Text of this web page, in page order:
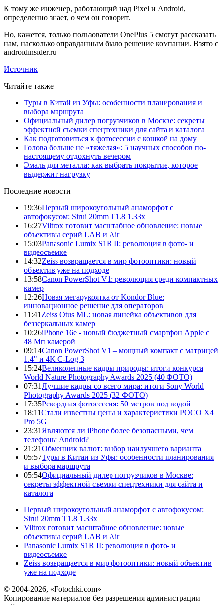
К тому же инженер, работающий над Pixel и Android,
определенно знает, о чем он говорит.
Но, кажется, только пользователи OnePlus 5 смогут рассказать
нам, насколько оправданным было решение компании. Взято с
androidinsider.ru
Источник
Читайте также
Туры в Китай из Уфы: особенности планирования и
выбора маршрута
Официальный дилер погрузчиков в Москве: секреты
эффектной съемки спецтехники для сайта и каталога
Как подготовиться к фотосессии с кошкой на дому
Голова больше не «тяжелая»: 5 научных способов по-
настоящему отдохнуть вечером
Эмаль для металла: как выбрать покрытие, которое
выдержит нагрузку
Последние новости
19:36Первый широкоугольный анаморфот с
автофокусом: Sirui 20mm T1.8 1.33x
16:27Viltrox готовит масштабное обновление: новые
объективы серий LAB и Air
15:03Panasonic Lumix S1R II: революция в фото- и
видеосъемке
14:32Zeiss возвращается в мир фотооптики: новый
объектив уже на подходе
13:58Canon PowerShot V1: революция среди компактных
камер
12:26Новая мегарукоятка от Kondor Blue:
инновационное решение для операторов
11:41 Zeiss Otus ML: новая линейка объективов для
беззеркальных камер
10:26iPhone 16e - новый бюджетный смартфон Apple с
48 Мп камерой
09:14Canon PowerShot V1 – мощный компакт с матрицей
1.4" и 4K C-Log 3
15:24Великолепные кадры природы: итоги конкурса
World Nature Photography Awards 2025 (40 ФОТО)
07:31Лучшие кадры со всего мира: итоги Sony World
Photography Awards 2025 (32 ФОТО)
17:35Рекордная фотосессия: 50 метров под водой
18:11Стали известны цены и характеристики POCO X4
Pro 5G
23:31 Являются ли iPhone более безопасными, чем
телефоны Android?
21:21Обменник валют: выбор наилучшего варианта
05:57Туры в Китай из Уфы: особенности планирования
и выбора маршрута
05:54Официальный дилер погрузчиков в Москве:
секреты эффектной съемки спецтехники для сайта и
каталога
Первый широкоугольный анаморфот с автофокусом:
Sirui 20mm T1.8 1.33x
Viltrox готовит масштабное обновление: новые
объективы серий LAB и Air
Panasonic Lumix S1R II: революция в фото- и
видеосъемке
Zeiss возвращается в мир фотооптики: новый объектив
уже на подходе
© 2004-2026, «Fotochki.com»
Копирование материалов без разрешения администрации